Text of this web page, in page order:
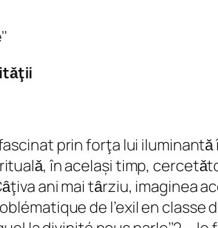
prin forţa lui
în același timp,
ani mai tȃrziu, imaginea
de l’exil en classe